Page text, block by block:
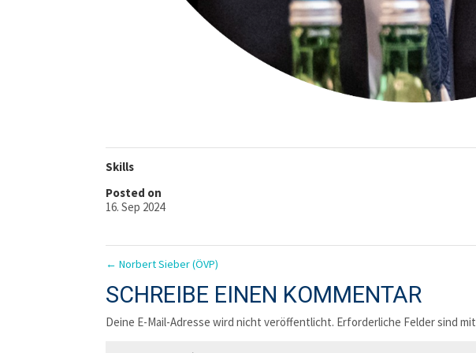
Skills
Posted on
16. Sep 2024
← Norbert Sieber (ÖVP)
SCHREIBE EINEN KOMMENTAR
Deine E-Mail-Adresse wird nicht veröffentlicht. Erforderliche Felder sind mit